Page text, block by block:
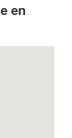
en